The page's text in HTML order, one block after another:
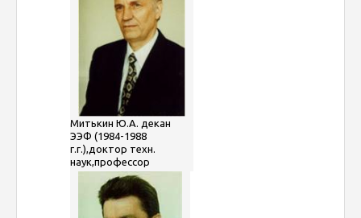
Митькин Ю.А. декан
ЭЭФ (1984-1988
г.г.),доктор техн.
наук,профессор